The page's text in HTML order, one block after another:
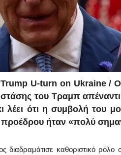
U-turn on Ukraine / Ο
του Τραμπ
λέει ότι η συμβολή του
ήταν «πολύ
διαδραμάτισε καθοριστικό